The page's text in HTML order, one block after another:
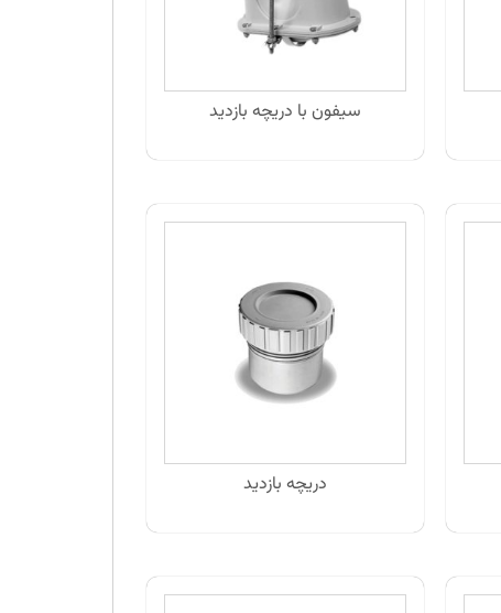
سیفون با دریچه بازدید
دریچه بازدید